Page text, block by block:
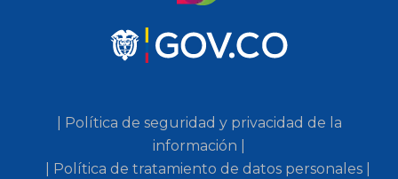
| Política de seguridad y privacidad de la
información |
| Política de tratamiento de datos personales |